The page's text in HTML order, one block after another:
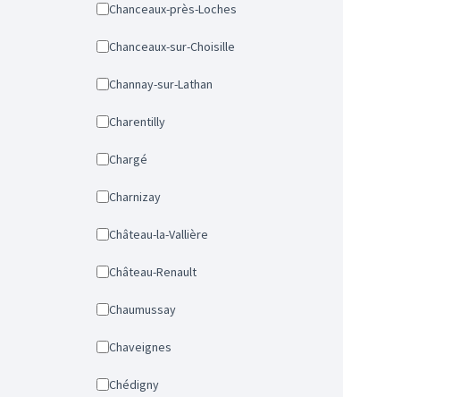
Chanceaux-près-Loches
Chanceaux-sur-Choisille
Channay-sur-Lathan
Charentilly
Chargé
Charnizay
Château-la-Vallière
Château-Renault
Chaumussay
Chaveignes
Chédigny